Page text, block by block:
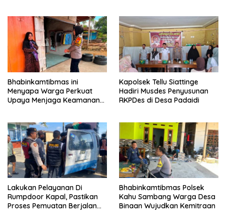
Bhabinkamtibmas ini
Menyapa Warga Perkuat
Upaya Menjaga Keamanan
Kapolsek Tellu Siattinge
Hadiri Musdes Penyusunan
RKPDes di Desa Padaidi
Lakukan Pelayanan Di
Rumpdoor Kapal, Pastikan
Proses Pemuatan Berjalan
Bhabinkamtibmas Polsek
Kahu Sambang Warga Desa
Binaan Wujudkan Kemitraan